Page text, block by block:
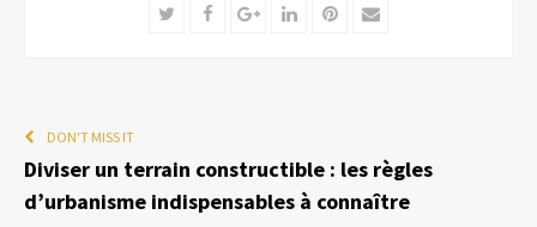
TwitterFacebookGoogle+LinkedInPinterest
Email
DON'T MISS IT
Diviser un terrain constructible : les règles
d’urbanisme indispensables à connaître